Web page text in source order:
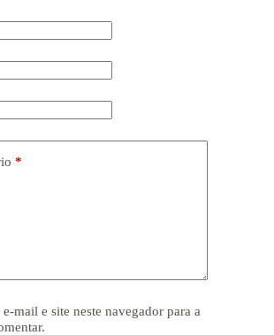
*
mail e site neste navegador para a